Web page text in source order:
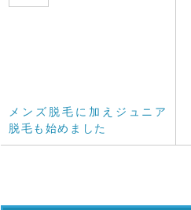
メンズ脱毛に加えジュニア
脱毛も始めました